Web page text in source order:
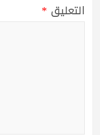
التعليق *